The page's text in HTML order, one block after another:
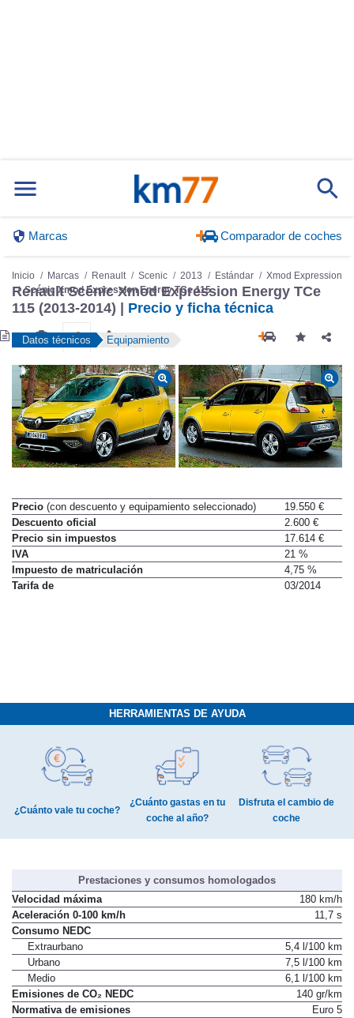
Marcas Comparador de coches
Inicio Marcas Renault Scenic 2013 Estándar
Xmod Expression
Scénic Xmod Expression Energy TCe 115
Renault Scénic Xmod Expression Energy TCe
115 (2013-2014) | Precio y ficha técnica
Datos técnicos Equipamiento
Precio (con descuento y equipamiento seleccionado)
19.550 €
Descuento oficial
2.600 €
Precio sin impuestos
17.614 €
IVA
21 %
Impuesto de matriculación
4,75 %
Tarifa de
03/2014
HERRAMIENTAS DE AYUDA
¿Cuánto vale tu coche?
¿Cuánto gastas en tu
coche al año?
Disfruta el cambio de
coche
Prestaciones y consumos homologados
Velocidad máxima
180 km/h
Aceleración 0-100 km/h
11,7 s
Consumo NEDC
Extraurbano
5,4 l/100 km
Urbano
7,5 l/100 km
Medio
6,1 l/100 km
Emisiones de CO₂ NEDC
140 gr/km
Normativa de emisiones
Euro 5